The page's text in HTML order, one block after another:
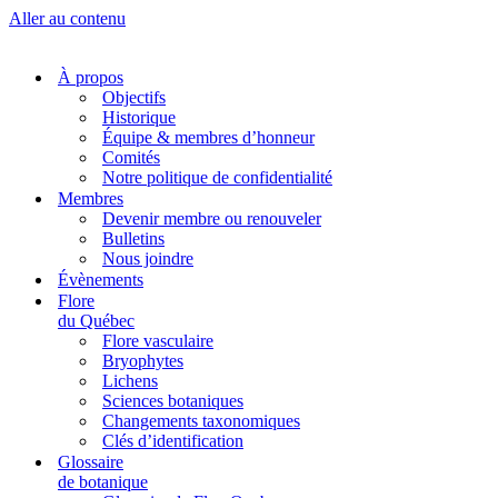
Aller au contenu
À propos
Objectifs
Historique
Équipe & membres d’honneur
Comités
Notre politique de confidentialité
Membres
Devenir membre ou renouveler
Bulletins
Nous joindre
Évènements
Flore
du Québec
Flore vasculaire
Bryophytes
Lichens
Sciences botaniques
Changements taxonomiques
Clés d’identification
Glossaire
de botanique